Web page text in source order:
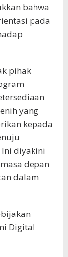
bahwa
pada
pihak
yang
kepada
Ini diyakini
depan
dalam
Digital